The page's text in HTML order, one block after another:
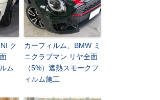
ク
ム
カーフィルム、BMW ミ
ニクラブマン リヤ全面
（5%）遮熱スモークフ
ィルム施工